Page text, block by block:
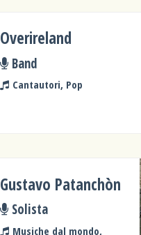
Overireland
Band
Cantautori, Pop
Gustavo Patanchòn
Solista
Musiche dal mondo,